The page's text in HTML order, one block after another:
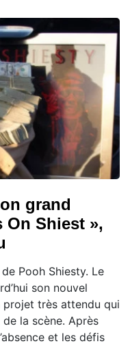
grand
On Shiest »,
Pooh Shiesty. Le
son nouvel
projet très attendu qui
la scène. Après
et les défis